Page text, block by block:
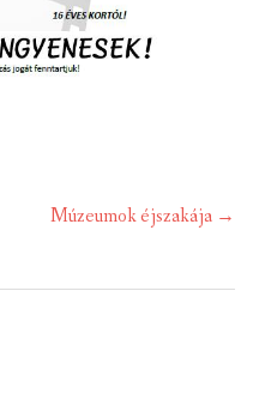
Múzeumok éjszakája →